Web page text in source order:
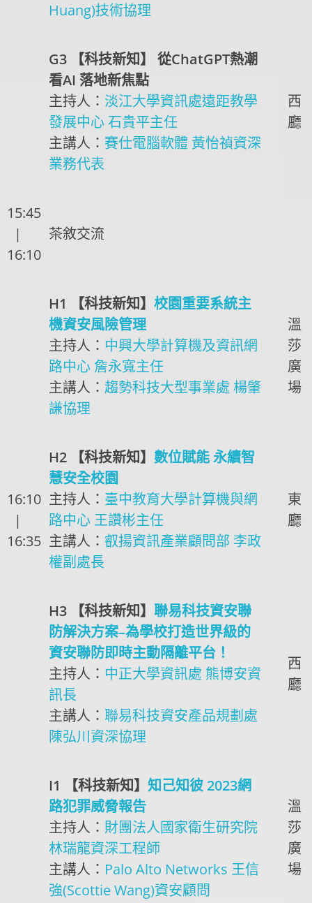
Huang)技術協理
G3 【科技新知】 從ChatGPT熱潮
看AI 落地新焦點
主持人： 淡江大學資訊處遠距教學
發展中心 石貴平主任
主講人： 賽仕電腦軟體 黃怡禎資深
業務代表
西
廳
15:45
|
16:10
茶敘交流
16:10
|
16:35
H1 【科技新知】 校園重要系統主
機資安風險管理
主持人： 中興大學計算機及資訊網
路中心 詹永寬主任
主講人： 趨勢科技大型事業處 楊肇
謙協理
溫
莎
廣
場
H2 【科技新知】 數位賦能 永續智
慧安全校園
主持人： 臺中教育大學計算機與網
路中心 王讚彬主任
主講人： 叡揚資訊產業顧問部 李政
權副處長
東
廳
H3 【科技新知】 聯易科技資安聯
防解決方案–為學校打造世界級的
資安聯防即時主動隔離平台！
主持人： 中正大學資訊處 熊博安資
訊長
主講人： 聯易科技資安產品規劃處
陳弘川資深協理
西
廳
I1 【科技新知】 知己知彼 2023網
路犯罪威脅報告
主持人： 財團法人國家衛生研究院
林瑞龍資深工程師
主講人： Palo Alto Networks 王信
強(Scottie Wang)資安顧問
溫
莎
廣
場